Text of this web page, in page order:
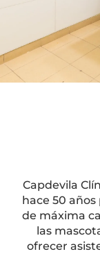
Capdevila
hace 50
de máxima
las
ofrecer